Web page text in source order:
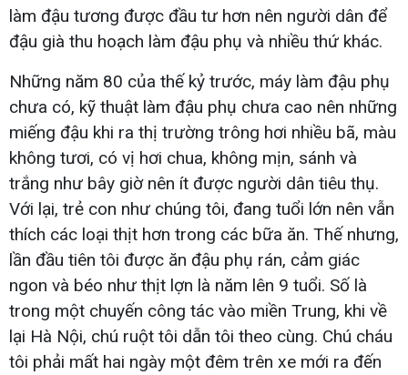
làm đậu tương được đầu tư hơn nên người dân để
đậu già thu hoạch làm đậu phụ và nhiều thứ khác.
Những năm 80 của thế kỷ trước, máy làm đậu phụ
chưa có, kỹ thuật làm đậu phụ chưa cao nên những
miếng đậu khi ra thị trường trông hơi nhiều bã, màu
không tươi, có vị hơi chua, không mịn, sánh và
trắng như bây giờ nên ít được người dân tiêu thụ.
Với lại, trẻ con như chúng tôi, đang tuổi lớn nên vẫn
thích các loại thịt hơn trong các bữa ăn. Thế nhưng,
lần đầu tiên tôi được ăn đậu phụ rán, cảm giác
ngon và béo như thịt lợn là năm lên 9 tuổi. Số là
trong một chuyến công tác vào miền Trung, khi về
lại Hà Nội, chú ruột tôi dẫn tôi theo cùng. Chú cháu
tôi phải mất hai ngày một đêm trên xe mới ra đến